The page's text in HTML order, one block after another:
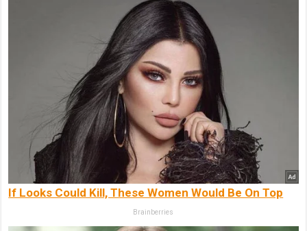
If Looks Could Kill, These Women Would Be On Top
Brainberries